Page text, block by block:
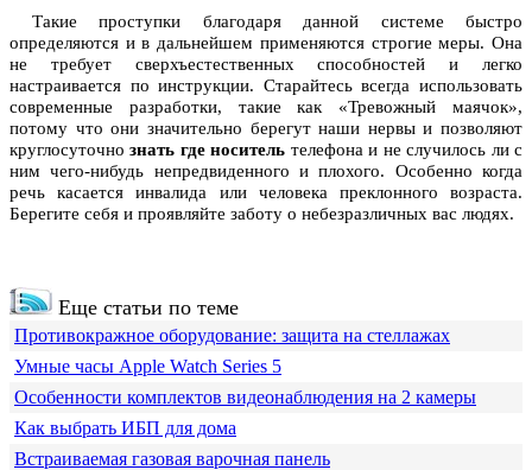
Такие проступки благодаря данной системе быстро
определяются и в дальнейшем применяются строгие меры. Она
не требует сверхъестественных способностей и легко
настраивается по инструкции. Старайтесь всегда использовать
современные разработки, такие как «Тревожный маячок»,
потому что они значительно берегут наши нервы и позволяют
круглосуточнознать где носитель телефона и не случилось ли с
ним чего-нибудь непредвиденного и плохого. Особенно когда
речь касается инвалида или человека преклонного возраста.
Берегите себя и проявляйте заботу о небезразличных вас людях.
Еще статьи по теме
Противокражное оборудование: защита на стеллажах
Умные часы Apple Watch Series 5
Особенности комплектов видеонаблюдения на 2 камеры
Как выбрать ИБП для дома
Встраиваемая газовая варочная панель